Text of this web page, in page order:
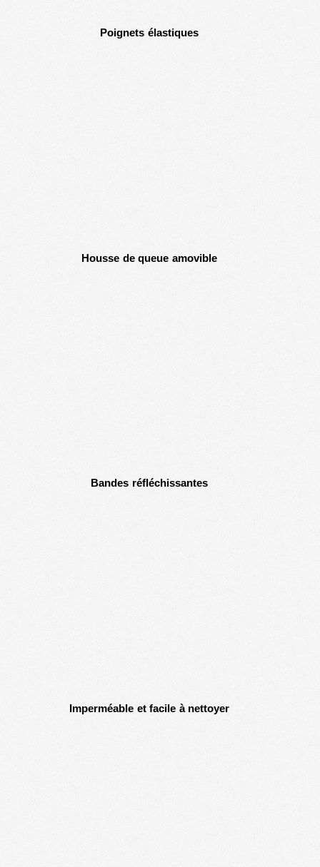
Poignets élastiques
Housse de queue amovible
Bandes réfléchissantes
Imperméable et facile à nettoyer